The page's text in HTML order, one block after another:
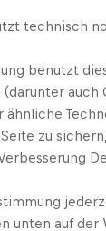
technisch
benutzt
auch
zu
unten auf der